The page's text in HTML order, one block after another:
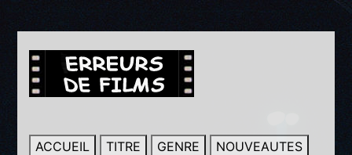
ACCUEIL TITRE GENRE
NOUVEAUTES